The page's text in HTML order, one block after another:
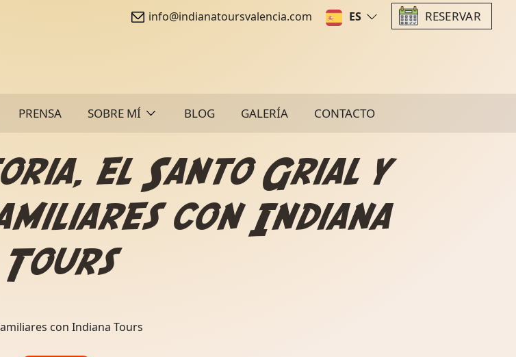
info@indianatoursvalencia.com ES RESERVAR
PRENSA SOBRE MÍ BLOG GALERÍA CONTACTO
el Santo Grial y
con Indiana
Tours